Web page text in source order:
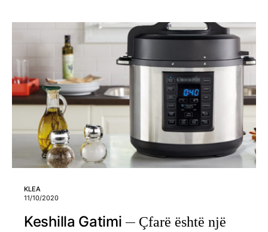
KLEA
11/10/2020
Keshilla Gatimi
Çfarë është një